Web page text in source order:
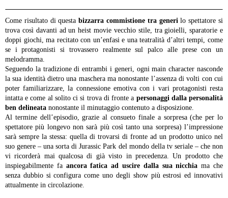
Come risultato di questabizzarra commistione tra generi lo spettatore si
trova così davanti ad un heist movie vecchio stile, tra gioielli, sparatorie e
doppi giochi, ma recitato con un’enfasi e una teatralità d’altri tempi, come
se i protagonisti si trovassero realmente sul palco alle prese con un
melodramma.
Seguendo la tradizione di entrambi i generi, ogni main character nasconde
la sua identità dietro una maschera ma nonostante l’assenza di volti con cui
poter familiarizzare, la connessione emotiva con i vari protagonisti resta
intatta e come al solito ci si trova di fronte a personaggi dalla personalità
ben delineata nonostante il minutaggio contenuto a disposizione.
Al termine dell’episodio, grazie al consueto finale a sorpresa (che per lo
spettatore più longevo non sarà più così tanto una sorpresa) l’impressione
sarà sempre la stessa: quella di trovarsi di fronte ad un prodotto unico nel
suo genere – una sorta di Jurassic Park del mondo della tv seriale – che non
vi ricorderà mai qualcosa di già visto in precedenza.
Un prodotto che
inspiegabilmente fa ancora fatica ad uscire dalla sua nicchia ma che
senza dubbio si configura come uno degli show più estrosi ed innovativi
attualmente in circolazione.